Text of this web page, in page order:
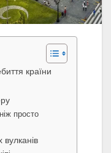
країни
просто
вулканів